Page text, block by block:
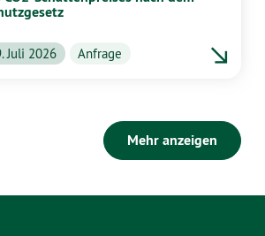
Juli 2026 Anfrage
Mehr anzeigen